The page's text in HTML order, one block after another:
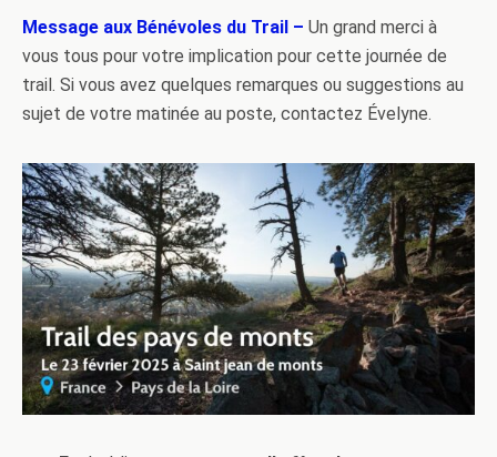
Message aux Bénévoles du Trail – Un grand merci à
vous tous pour votre implication pour cette journée de
trail. Si vous avez quelques remarques ou suggestions au
sujet de votre matinée au poste, contactez Évelyne.